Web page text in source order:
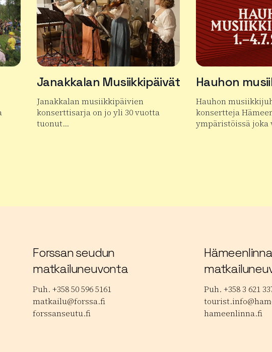
Janakkalan Musiikkipäivät
Janakkalan musiikkipäivien
konserttisarja on jo yli 30 vuotta
tuonut…
Hauhon
Hauhon
konsertteja
ympäristöissä joka
Forssan seudun
matkailuneuvonta
Puh. +358 50 596 5161
matkailu@forssa.fi
forssanseutu.fi
Puh. +358 3 621
hameenlinna.fi